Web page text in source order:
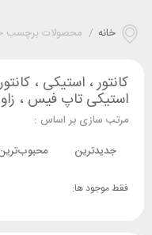
خانه / محصولات برچسب
کانتور ، استیکی ،
استیکی تاپ فیس ،
مرتب سازی بر اساس :
جدیدترین
فقط موجود ها: